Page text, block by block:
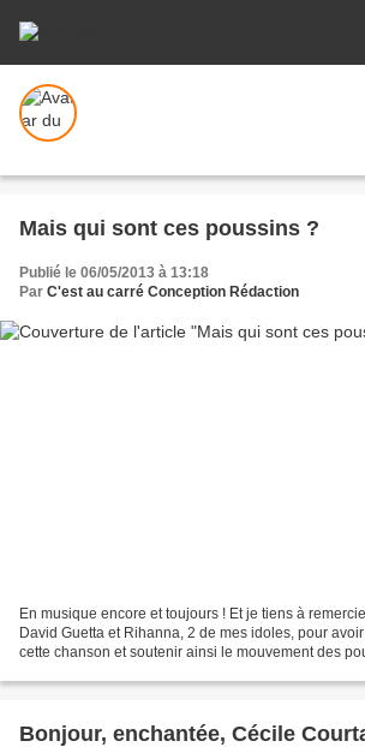
Mais qui sont ces poussins ?
Publié le 06/05/2013 à 13:18
Par C'est au carré Conception Rédaction
En musique encore et toujours ! Et je tiens à
David Guetta et Rihanna, 2 de mes idoles, pour
cette chanson et soutenir ainsi le mouvement des
Bonjour, enchantée, Cécile